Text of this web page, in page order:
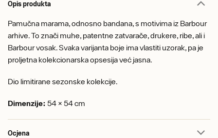
Opis produkta
Pamučna marama, odnosno bandana, s motivima iz Barbour
arhive. To znači muhe, patentne zatvarače, drukere, ribe, ali i
Barbour vosak. Svaka varijanta boje ima vlastiti uzorak, pa je
proljetna kolekcionarska opsesija već jasna.
Dio limitirane sezonske kolekcije.
Dimenzije: 54 × 54 cm
Ocjena